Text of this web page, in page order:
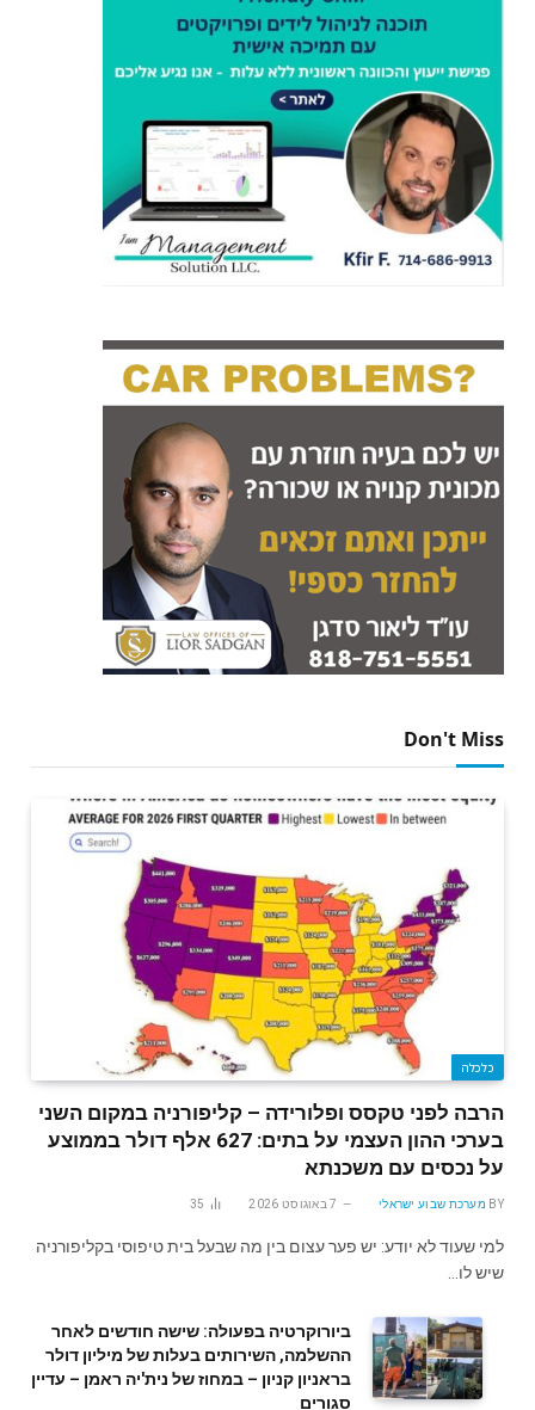
Don't Miss
כלכלה
הרבה לפני טקסס ופלורידה – קליפורניה במקום השני
בערכי ההון העצמי על בתים: 627 אלף דולר בממוצע
על נכסים עם משכנתא
BY מערכת שבוע ישראלי 7 באוגוסט 2026 35
למי שעוד לא יודע: יש פער עצום בין מה שבעל בית טיפוסי בקליפורניה
שיש לו…
ביורוקרטיה בפעולה: שישה חודשים לאחר
ההשלמה, השירותים בעלות של מיליון דולר
בראניון קניון – במחוז של נית'יה ראמן – עדיין
סגורים